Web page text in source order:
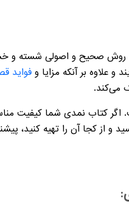
روش صحیح و اصولی شسته و
و علاوه بر آنکه مزایا و فواید
می‌کند.
کتاب نمدی شما کیفیت
و از کجا آن را تهیه کنید،